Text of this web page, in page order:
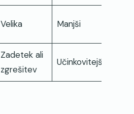
Velika Manjši
Zadetek ali
zgrešitev
Učinkovitejše